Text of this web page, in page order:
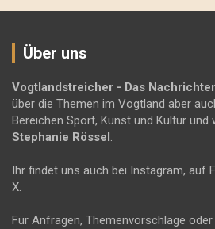
Über uns
Vogtlandstreicher - Das
über die Themen im Vogtland aber
Bereichen Sport, Kunst und Kultur und
Stephanie Rössel .
Ihr findet uns auch bei Instagram, auf
X.
Für Anfragen, Themenvorschläge